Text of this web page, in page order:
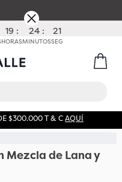
19 :
HORAS
24 :
MINUTOS
21
SEG
$300.000 T & CAQUÍ
Mezcla de Lana y